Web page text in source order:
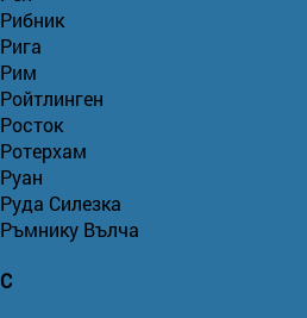
Рибник
Рига
Рим
Ройтлинген
Росток
Ротерхам
Руан
Руда Силезка
Ръмнику Вълча
С